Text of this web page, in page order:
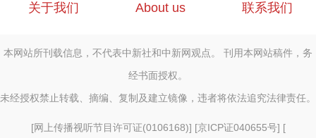
关于我们 About us 联系我们
本网站所刊载信息，不代表中新社和中新网观点。 刊用本网站稿件，务
经书面授权。
未经授权禁止转载、摘编、复制及建立镜像，违者将依法追究法律责任。
[网上传播视听节目许可证(0106168)] [京ICP证040655号] [